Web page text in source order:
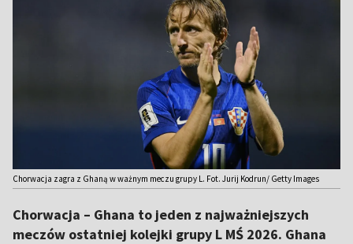
Chorwacja zagra z Ghaną w ważnym meczu grupy L. Fot. Jurij Kodrun/ Getty Images
Chorwacja – Ghana to jeden z najważniejszych
meczów ostatniej kolejki grupy L MŚ 2026. Ghana